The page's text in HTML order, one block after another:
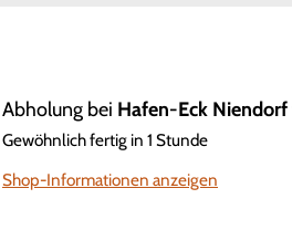
Abholung bei Hafen-Eck Niendorf
Gewöhnlich fertig in 1 Stunde
Shop-Informationen anzeigen